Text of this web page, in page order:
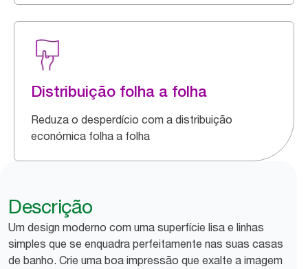
Distribuição folha a folha
Reduza o desperdício com a distribuição
económica folha a folha
Descrição
Um design moderno com uma superfície lisa e linhas
simples que se enquadra perfeitamente nas suas casas
de banho. Crie uma boa impressão que exalte a imagem